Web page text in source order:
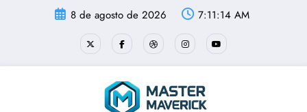
8 de agosto de 2026 7:11:15 AM